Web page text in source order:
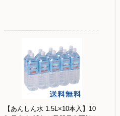
【あんしん水 1.5L×10本入】10